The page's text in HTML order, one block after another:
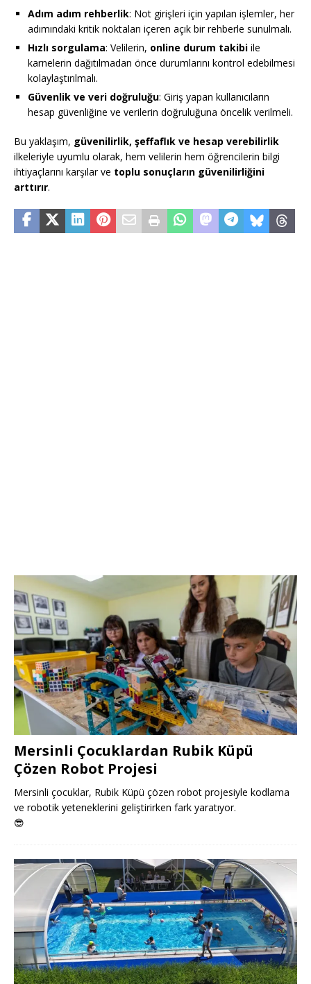
Adım adım rehberlik: Not girişleri için yapılan işlemler, her
adımındaki kritik noktaları içeren açık bir rehberle sunulmalı.
Hızlı sorgulama: Velilerin, online durum takibi ile
karnelerin dağıtılmadan önce durumlarını kontrol edebilmesi
kolaylaştırılmalı.
Güvenlik ve veri doğruluğu: Giriş yapan kullanıcıların
hesap güvenliğine ve verilerin doğruluğuna öncelik verilmeli.
Bu yaklaşım, güvenilirlik, şeffaflık ve hesap verebilirlik
ilkeleriyle uyumlu olarak, hem velilerin hem öğrencilerin bilgi
ihtiyaçlarını karşılar ve toplu sonuçların güvenilirliğini
arttırır.
Mersinli Çocuklardan Rubik Küpü
Çözen Robot Projesi
Mersinli çocuklar, Rubik Küpü çözen robot projesiyle kodlama
ve robotik yeteneklerini geliştirirken fark yaratıyor.
😎